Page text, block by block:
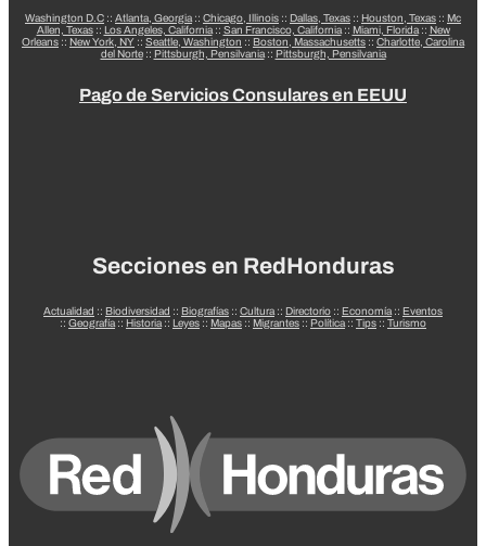
Washington D.C :: Atlanta, Georgia:: Chicago, Illinois :: Dallas, Texas :: Houston, Texas :: Mc
Allen, Texas:: Los Angeles, California:: San Francisco, California:: Miami, Florida:: New
Orleans :: New York, NY :: Seattle, Washington :: Boston, Massachusetts :: Charlotte, Carolina
del Norte:: Pittsburgh, Pensilvania:: Pittsburgh, Pensilvania
Pago de Servicios Consulares en EEUU
Secciones en RedHonduras
Actualidad :: Biodiversidad :: Biografías :: Cultura:: Directorio :: Economía:: Eventos
:: Geografía:: Historia:: Leyes :: Mapas :: Migrantes :: Política:: Tips :: Turismo